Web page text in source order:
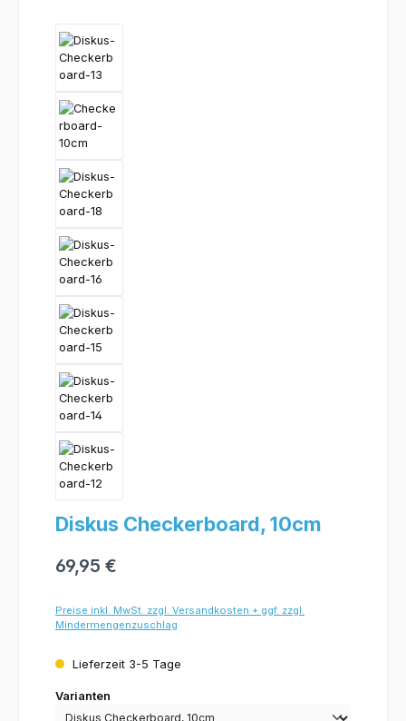
Diskus Checkerboard, 10cm
69,95 €
Preise inkl. MwSt. zzgl. Versandkosten + ggf. zzgl.
Mindermengenzuschlag
Lieferzeit 3-5 Tage
Varianten
Varianten